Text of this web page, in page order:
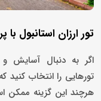
تور ارزان استانبول با
اگر به دنبال آسایش
تورهایی را انتخاب کنید
هرچند این گزینه ممکن